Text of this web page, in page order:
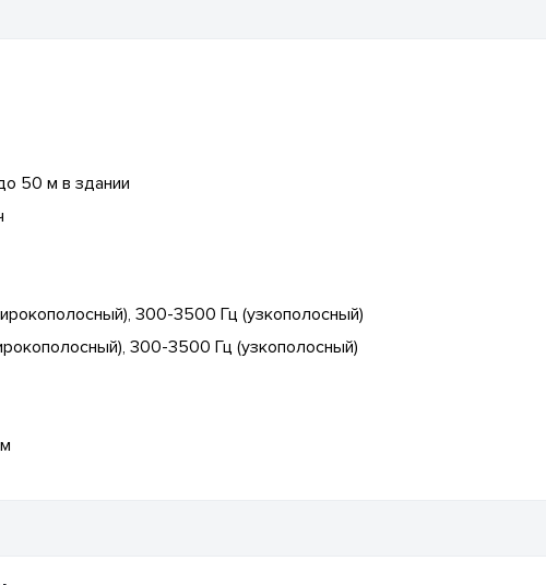
50 м в здании
300-3500 Гц (узкополосный)
300-3500 Гц (узкополосный)